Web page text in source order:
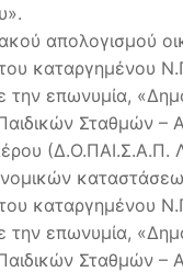
απολογισμού
καταργημένου
την επωνυμία,
Σταθμών –
(Δ.Ο.ΠΑΙ.Σ.Α.Π.
καταργημένου
την επωνυμία,
Σταθμών –